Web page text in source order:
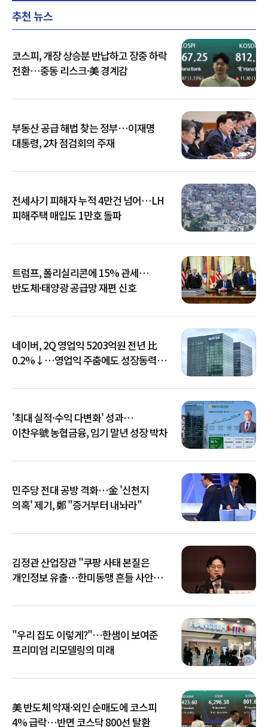
추천 뉴스
코스피, 개장 상승분 반납하고 장중 하락
전환…중동 리스크·美 경계감
부동산 공급 해법 찾는 정부…이재명
대통령, 2차 점검회의 주재
전세사기 피해자 누적 4만건 넘어…LH
피해주택 매입도 1만호 돌파
트럼프, 폴리실리콘에 15% 관세…
반도체·태양광 공급망 재편 신호
네이버, 2Q 영업익 5203억원 전년 比
0.2%↓…영업익 주춤에도 성장동력
'최대 실적·수익 다변화' 성과…
이찬우號 농협금융, 임기 말년 성장 박차
민주당 전대 공방 격화…金 '신천지
의혹' 제기, 鄭 "증거부터 내놔라"
김정관 산업장관 "쿠팡 사태 본질은
개인정보 유출…한미동맹 흔들 사안
"우리 집도 이렇게?"…한샘이 보여준
프리미엄 리모델링의 미래
美 반도체 악재·외인 순매도에 코스피
4% 급락…반면 코스닥 800선 탈환